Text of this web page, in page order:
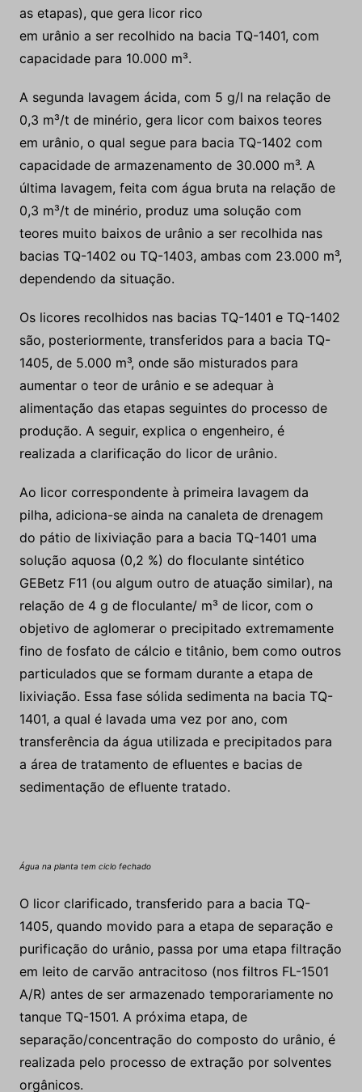
as etapas), que gera licor rico
em urânio a ser recolhido na bacia TQ-1401, com
capacidade para 10.000 m³.
A segunda lavagem ácida, com 5 g/l na relação de
0,3 m³/t de minério, gera licor com baixos teores
em urânio, o qual segue para bacia TQ-1402 com
capacidade de armazenamento de 30.000 m³. A
última lavagem, feita com água bruta na relação de
0,3 m³/t de minério, produz uma solução com
teores muito baixos de urânio a ser recolhida nas
bacias TQ-1402 ou TQ-1403, ambas com 23.000 m³,
dependendo da situação.
Os licores recolhidos nas bacias TQ-1401 e TQ-1402
são, posteriormente, transferidos para a bacia TQ-
1405, de 5.000 m³, onde são misturados para
aumentar o teor de urânio e se adequar à
alimentação das etapas seguintes do processo de
produção. A seguir, explica o engenheiro, é
realizada a clarificação do licor de urânio.
Ao licor correspondente à primeira lavagem da
pilha, adiciona-se ainda na canaleta de drenagem
do pátio de lixiviação para a bacia TQ-1401 uma
solução aquosa (0,2 %) do floculante sintético
GEBetz F11 (ou algum outro de atuação similar), na
relação de 4 g de floculante/ m³ de licor, com o
objetivo de aglomerar o precipitado extremamente
fino de fosfato de cálcio e titânio, bem como outros
particulados que se formam durante a etapa de
lixiviação. Essa fase sólida sedimenta na bacia TQ-
1401, a qual é lavada uma vez por ano, com
transferência da água utilizada e precipitados para
a área de tratamento de efluentes e bacias de
sedimentação de efluente tratado.
Água na planta tem ciclo fechado
O licor clarificado, transferido para a bacia TQ-
1405, quando movido para a etapa de separação e
purificação do urânio, passa por uma etapa filtração
em leito de carvão antracitoso (nos filtros FL-1501
A/R) antes de ser armazenado temporariamente no
tanque TQ-1501. A próxima etapa, de
separação/concentração do composto do urânio, é
realizada pelo processo de extração por solventes
orgânicos.